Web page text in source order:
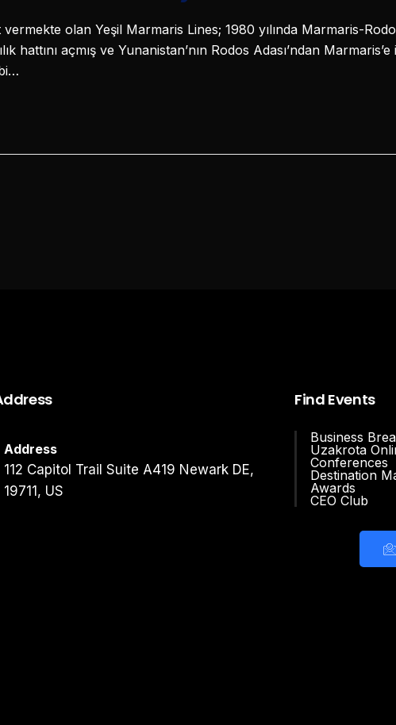
olan Yeşil Marmaris Lines; 1980 yılında Marmaris-
hattını açmış ve Yunanistan’nın Rodos Adası’ndan
Address
112 Capitol Trail Suite A419 Newark DE,
19711, US
Find Events
Business
Uzakrota
Conferences
Destination
Awards
CEO Club